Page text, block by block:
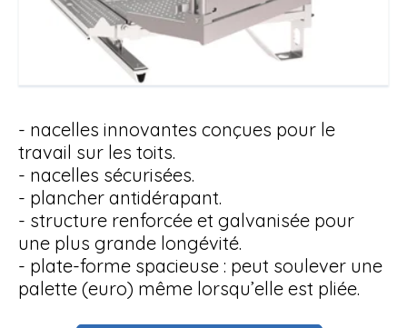
- nacelles innovantes conçues pour le
travail sur les toits.
- nacelles sécurisées.
- plancher antidérapant.
- structure renforcée et galvanisée pour
une plus grande longévité.
- plate-forme spacieuse : peut soulever une
palette (euro) même lorsqu’elle est pliée.